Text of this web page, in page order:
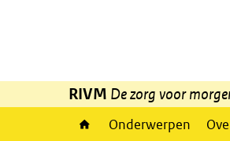
RIVM De zorg voor
Onderwerpen